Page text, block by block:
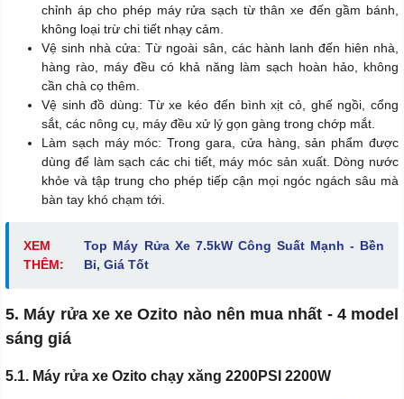
chỉnh áp cho phép máy rửa sạch từ thân xe đến gầm bánh,
không loại trừ chi tiết nhạy cảm.
Vệ sinh nhà cửa: Từ ngoài sân, các hành lanh đến hiên nhà,
hàng rào, máy đều có khả năng làm sạch hoàn hảo, không
cần chà cọ thêm.
Vệ sinh đồ dùng: Từ xe kéo đến bình xịt cỏ, ghế ngồi, cổng
sắt, các nông cụ, máy đều xử lý gọn gàng trong chớp mắt.
Làm sạch máy móc: Trong gara, cửa hàng, sản phẩm được
dùng để làm sạch các chi tiết, máy móc sản xuất. Dòng nước
khỏe và tập trung cho phép tiếp cận mọi ngóc ngách sâu mà
bàn tay khó chạm tới.
XEM
THÊM:
Top Máy Rửa Xe 7.5kW Công Suất Mạnh - Bền
Bỉ, Giá Tốt
5. Máy rửa xe xe Ozito nào nên mua nhất - 4 model
sáng giá
5.1. Máy rửa xe Ozito chạy xăng 2200PSI 2200W